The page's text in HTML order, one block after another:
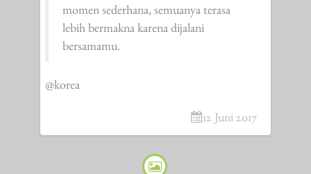
momen sederhana, semuanya terasa
lebih bermakna karena dijalani
bersamamu.
@korea
12 Juni 2017